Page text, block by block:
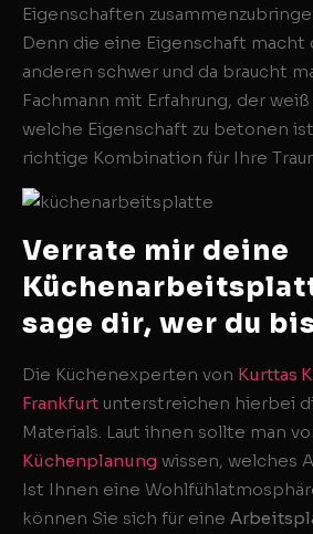
Eigenschaften
Denn die eine Eigenschaft
anderen schwer und da braucht
Fachmann mit Erfahrung, der
welche Eigenschaft zu betonen
richtige Kombination für Ihre
Verrate mir deine
sage dir, wer du
Die Küchenexperten von Kurttas
Frankfurt unterstreichen hierbei
Materials. Laut ihnen sollte man
Küchenplanung wissen, welches
Ist Ihnen eine
können Sie sich für eine